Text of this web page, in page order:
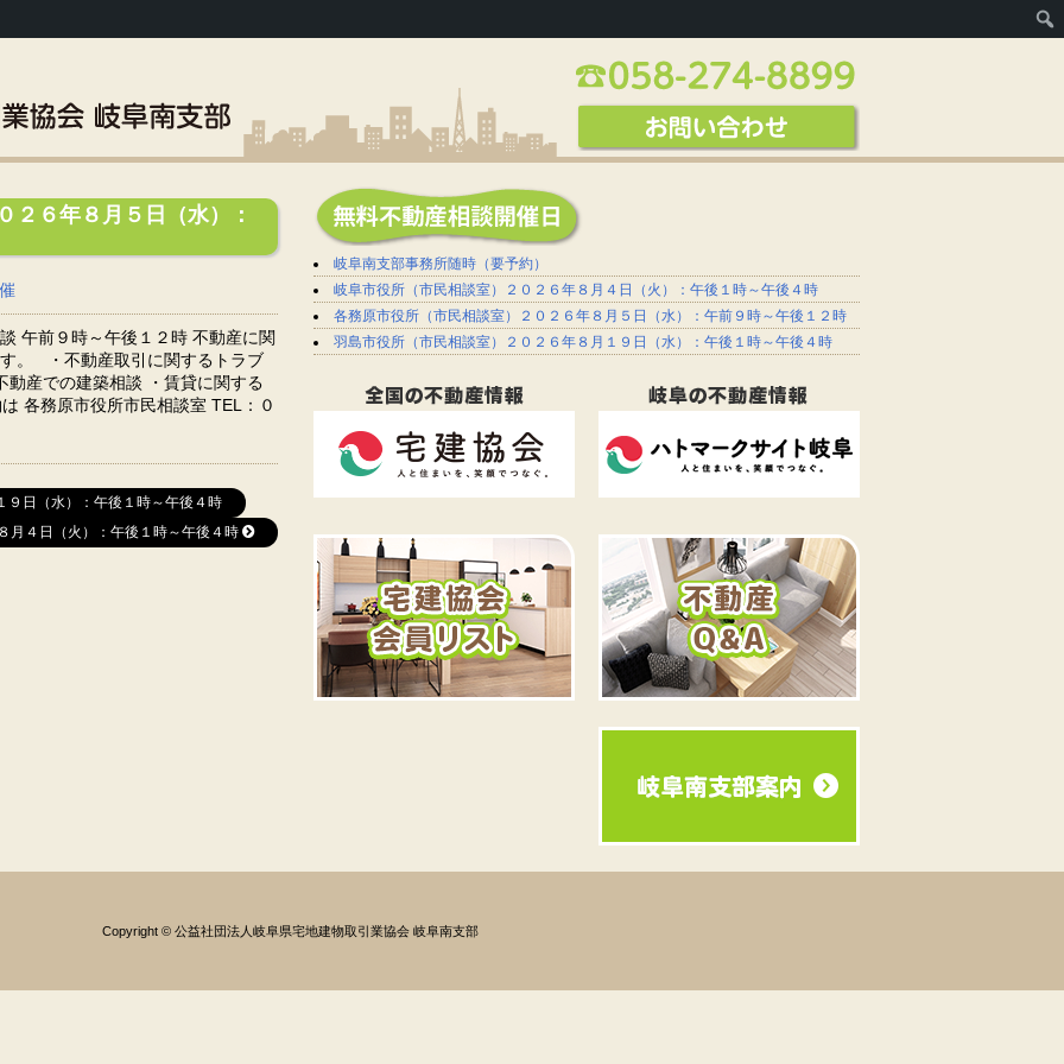
２６年８月５日（水）：
午前９時～午後１２時 不動産に関
。 ・不動産取引に関するトラブ
動産での建築相談 ・賃貸に関する
各務原市役所市民相談室 TEL：０
日（水）：午後１時～午後４時
月４日（火）：午後１時～午後４時
岐阜南支部事務所随時（要予約）
岐阜市役所（市民相談室）２０２６年８月４日（火）：午後１時～午後４時
各務原市役所（市民相談室）２０２６年８月５日（水）：午前９時～午後１２時
羽島市役所（市民相談室）２０２６年８月１９日（水）：午後１時～午後４時
Copyright © 公益社団法人岐阜県宅地建物取引業協会 岐阜南支部